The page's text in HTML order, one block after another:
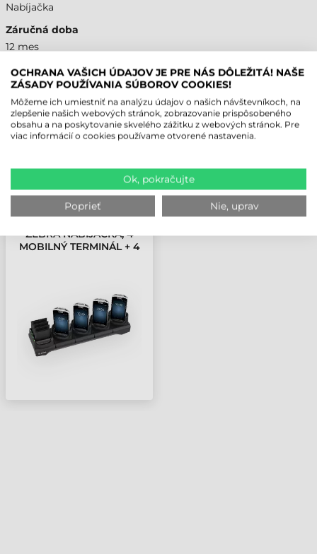
Nabíjačka
Záručná doba
12 mes
KOMPATIBILITA
Mobilný terminál
Áno
NAPOSLEDY PREZERANÉ PRODUKTY
ZEBRA NABÍJAČKA, 4
MOBILNÝ TERMINÁL + 4
OCHRANA VAŠICH ÚDAJOV JE PRE NÁS DÔLEŽITÁ! NAŠE
ZÁSADY POUŽÍVANIA SÚBOROV COOKIES!
Môžeme ich umiestniť na analýzu údajov o našich návštevníkoch, na
zlepšenie našich webových stránok, zobrazovanie prispôsobeného
obsahu a na poskytovanie skvelého zážitku z webových stránok. Pre
viac informácií o cookies používame otvorené nastavenia.
Ok, pokračujte
Poprieť Nie, uprav